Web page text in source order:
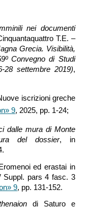
nei documenti
T.E. –
Grecia. Visibilità,
Convegno di Studi
28 settembre 2019),
iscrizioni greche
9, 2025, pp. 1-24;
dalle mura di Monte
del dossier, in
ed erastai in
Suppl. pars 4 fasc. 3
9, pp. 131-152.
di Saturo e